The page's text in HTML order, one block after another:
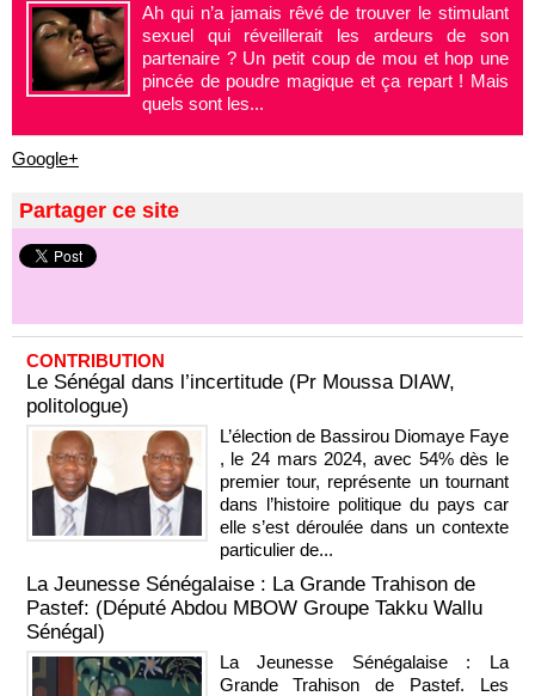
Ah qui n’a jamais rêvé de trouver le stimulant
sexuel qui réveillerait les ardeurs de son
partenaire ? Un petit coup de mou et hop une
pincée de poudre magique et ça repart ! Mais
quels sont les...
Google+
Partager ce site
CONTRIBUTION
Le Sénégal dans l’incertitude (Pr Moussa DIAW,
politologue)
L’élection de Bassirou Diomaye Faye
, le 24 mars 2024, avec 54% dès le
premier tour, représente un tournant
dans l’histoire politique du pays car
elle s’est déroulée dans un contexte
particulier de...
La Jeunesse Sénégalaise : La Grande Trahison de
Pastef: (Député Abdou MBOW Groupe Takku Wallu
Sénégal)
La Jeunesse Sénégalaise : La
Grande Trahison de Pastef. Les